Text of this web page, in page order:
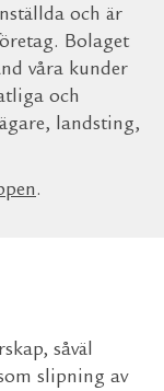
och är
Bolaget
våra kunder
och
landsting,
.
såväl
slipning av